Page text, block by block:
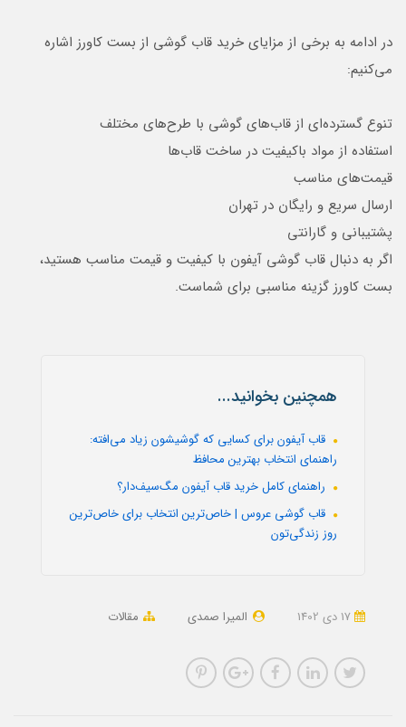
در ادامه به برخی از مزایای خرید قاب گوشی از بست کاورز اشاره
می‌کنیم:
تنوع گسترده‌ای از قاب‌های گوشی با طرح‌های مختلف
استفاده از مواد باکیفیت در ساخت قاب‌ها
قیمت‌های مناسب
ارسال سریع و رایگان در تهران
پشتیبانی و گارانتی
اگر به دنبال قاب گوشی آیفون با کیفیت و قیمت مناسب هستید،
بست کاورز گزینه مناسبی برای شماست.
همچنین بخوانید...
قاب آیفون برای کسایی که گوشیشون زیاد می‌افته:
راهنمای انتخاب بهترین محافظ
راهنمای کامل خرید قاب آیفون مگ‌سیف‌دار؟
قاب گوشی عروس | خاص‌ترین انتخاب برای خاص‌ترین
روز زندگی‌تون
المیرا صمدی مقالات